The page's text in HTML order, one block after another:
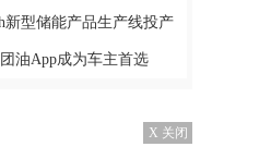
新型储能产品生产线投产
油App成为车主首选
X 关闭